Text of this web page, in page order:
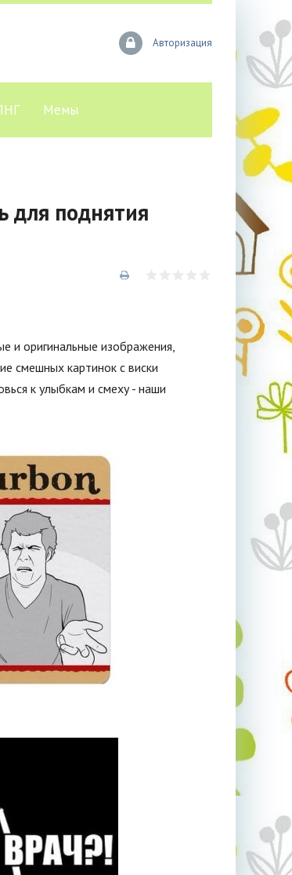
Авторизация
Мемы
для поднятия
и оригинальные изображения,
смешных картинок с виски
к улыбкам и смеху - наши